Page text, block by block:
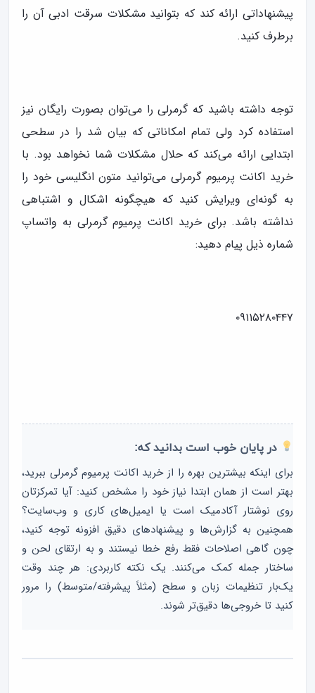
پیشنهاداتی ارائه کند که بتوانید مشکلات سرقت ادبی آن را
برطرف کنید.
توجه داشته باشید که گرمرلی را می‌توان بصورت رایگان نیز
استفاده کرد ولی تمام امکاناتی که بیان شد را در سطحی
ابتدایی ارائه می‌کند که حلال مشکلات شما نخواهد بود. با
خرید اکانت پرمیوم گرمرلی می‌توانید متون انگلیسی خود را
به گونه‌ای ویرایش کنید که هیچگونه اشکال و اشتباهی
نداشته باشد. برای خرید اکانت پرمیوم گرمرلی به واتساپ
شماره ذیل پیام دهید:
۰۹۱۱۵۲۸۰۴۴۷
در پایان خوب است بدانید که:
برای اینکه بیشترین بهره را از خرید اکانت پرمیوم گرمرلی ببرید،
بهتر است از همان ابتدا نیاز خود را مشخص کنید: آیا تمرکزتان
روی نوشتار آکادمیک است یا ایمیل‌های کاری و وب‌سایت؟
همچنین به گزارش‌ها و پیشنهادهای دقیق افزونه توجه کنید،
چون گاهی اصلاحات فقط رفع خطا نیستند و به ارتقای لحن و
ساختار جمله کمک می‌کنند. یک نکته کاربردی: هر چند وقت
یک‌بار تنظیمات زبان و سطح (مثلاً پیشرفته/متوسط) را مرور
کنید تا خروجی‌ها دقیق‌تر شوند.